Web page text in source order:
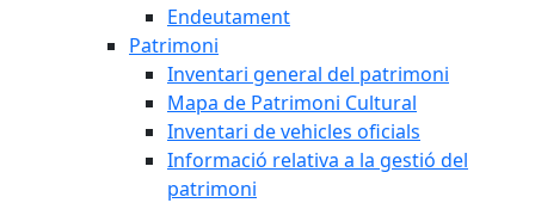
Endeutament
Patrimoni
Inventari general del patrimoni
Mapa de Patrimoni Cultural
Inventari de vehicles oficials
Informació relativa a la gestió del
patrimoni